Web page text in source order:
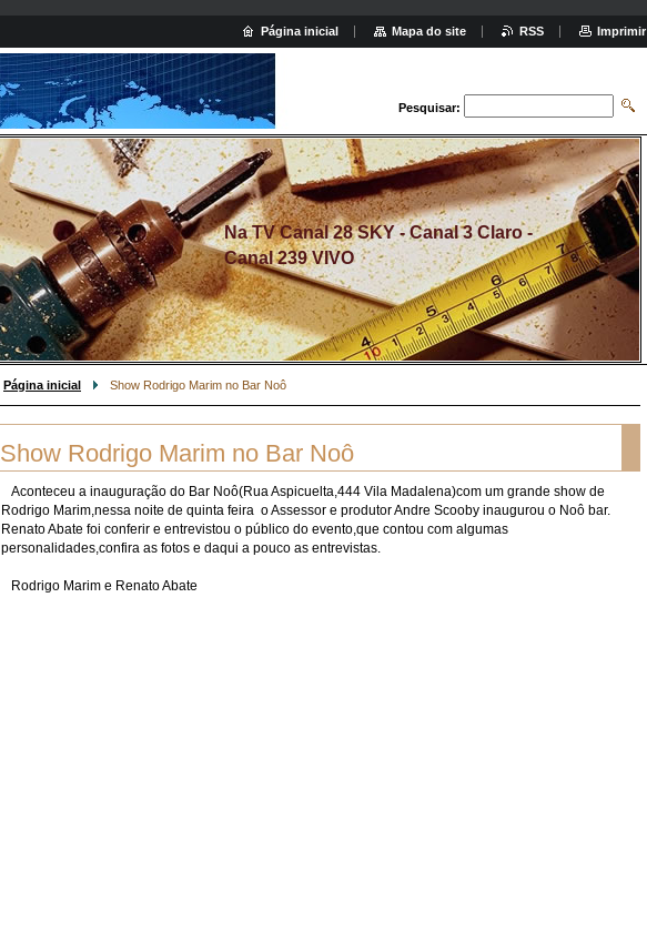
Pesquisar:
Na TV Canal 28 SKY - Canal 3 Claro -
Canal 239 VIVO
Página inicial Show Rodrigo Marim no Bar Noô
Show Rodrigo Marim no Bar Noô
Aconteceu a inauguração do Bar Noô(Rua Aspicuelta,444 Vila Madalena)com um grande show de
Rodrigo Marim,nessa noite de quinta feira o Assessor e produtor Andre Scooby inaugurou o Noô bar.
Renato Abate foi conferir e entrevistou o público do evento,que contou com algumas
personalidades,confira as fotos e daqui a pouco as entrevistas.
Rodrigo Marim e Renato Abate
Página inicial Mapa do site RSS Imprimir